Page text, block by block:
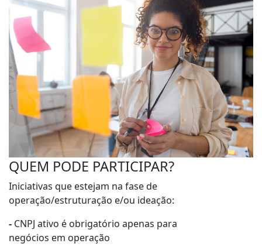
QUEM PODE PARTICIPAR?
Iniciativas que estejam na fase de
operação/estruturação e/ou ideação:
- CNPJ ativo é obrigatório apenas para
negócios em operação